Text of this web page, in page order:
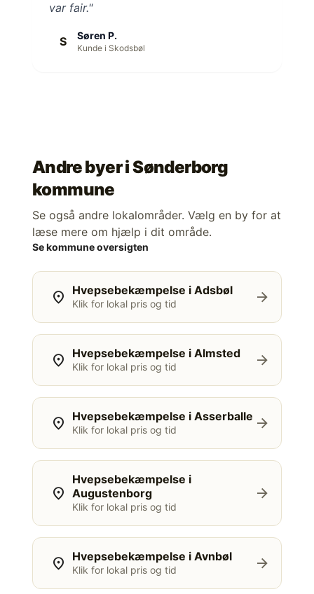
var fair."
S Søren P.
Kunde i Skodsbøl
Andre byer iSønderborg
kommune
Se også andre lokalområder. Vælg en by for at
læse mere om hjælp i dit område.
Se kommune oversigten
location_on Hvepsebekæmpelse i Adsbøl
Klik for lokal pris og tid arrow_forward
location_on Hvepsebekæmpelse i Almsted
Klik for lokal pris og tid arrow_forward
location_on Hvepsebekæmpelse i Asserballe
Klik for lokal pris og tid arrow_forward
location_on
Hvepsebekæmpelse i
Augustenborg
Klik for lokal pris og tid
arrow_forward
location_on Hvepsebekæmpelse i Avnbøl
Klik for lokal pris og tid arrow_forward